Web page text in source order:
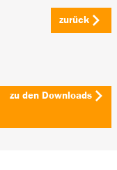
zurück
zu den Downloads